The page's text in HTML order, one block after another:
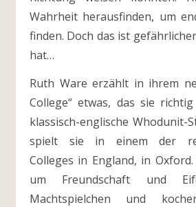
Wahrheit herausfinden, um
finden. Doch das ist
hat…
Ruth Ware erzählt in ihrem
College“ etwas, das sie
klassisch-englische Whodunit-
spielt sie in einem der
Colleges in England, in
um Freundschaft und
Machtspielchen und